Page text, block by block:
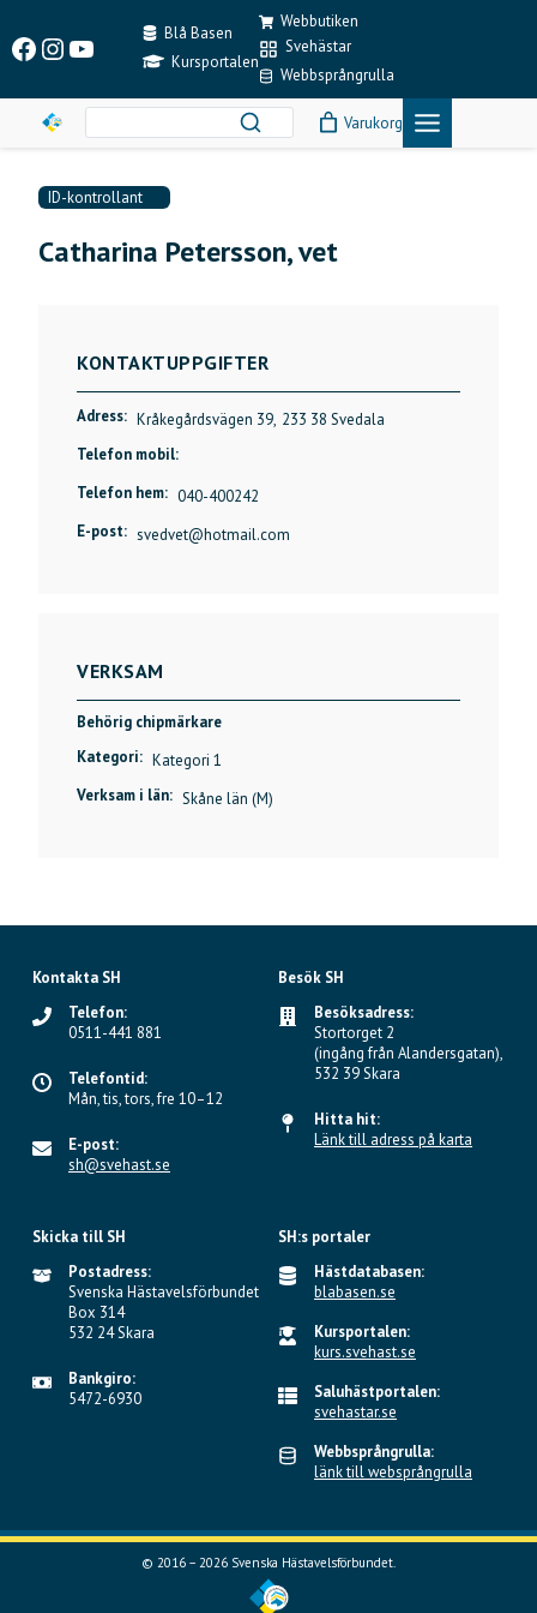
content
Facebook
Instagram
YouTubeBlå Basen
Kursportalen
Webbutiken
Svehästar
Webbsprångrulla
Varukorg
ID-kontrollant
Catharina Petersson, vet
KONTAKTUPPGIFTER
Adress: Kråkegårdsvägen 39, 233 38 Svedala
Telefon mobil:
Telefon hem: 040-400242
E-post: svedvet@hotmail.com
VERKSAM
Behörig chipmärkare
Kategori: Kategori 1
Verksam i län: Skåne län (M)
Kontakta SH
Telefon:
0511-441 881
Telefontid:
Mån, tis, tors, fre 10–12
E-post:
sh@svehast.se
Besök SH
Besöksadress:
Stortorget 2
(ingång från Alandersgatan),
532 39 Skara
Hitta hit:
Länk till adress på karta
Skicka till SH
Postadress:
Svenska Hästavelsförbundet
Box 314
532 24 Skara
Bankgiro:
5472-6930
SH:s portaler
Hästdatabasen:
blabasen.se
Kursportalen:
kurs.svehast.se
Saluhästportalen:
svehastar.se
Webbsprångrulla:
länk till websprångrulla
© 2016 – 2026 Svenska Hästavelsförbundet.